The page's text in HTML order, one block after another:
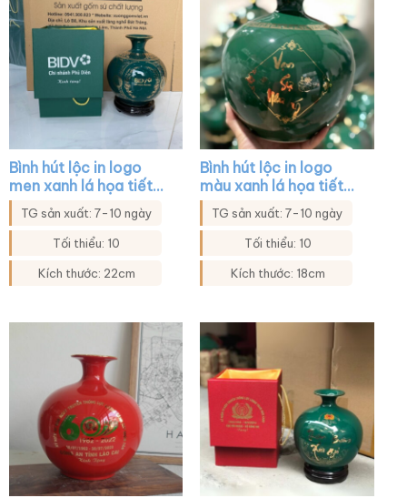
Bình hút lộc in logo
men xanh lá họa tiết
hoa in decal vàng XG-
BHL25
TG sản xuất: 7-10 ngày
Tối thiểu: 10
Kích thước: 22cm
Bình hút lộc in logo
màu xanh lá họa tiết
cửu ngư quần hội XG-
BHL16
TG sản xuất: 7-10 ngày
Tối thiểu: 10
Kích thước: 18cm